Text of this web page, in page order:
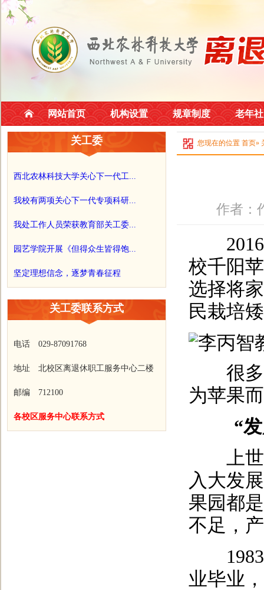
网站首页 机构设置 规章制度 老年
关工委
西北农林科技大学关心下一代工...
我校有两项关心下一代专项科研...
我处工作人员荣获教育部关工委...
园艺学院开展《但得众生皆得饱...
坚定理想信念，逐梦青春征程
关工委联系方式
电话 029-87091768
地址 北校区离退休职工服务中心二楼
邮编 712100
各校区服务中心联系方式
您现在的位置 首页»
作者
2016
校千阳
选择将
民栽培
很多
为苹果
“
上世纪
入大发
果园都
不足，
1983
业毕业